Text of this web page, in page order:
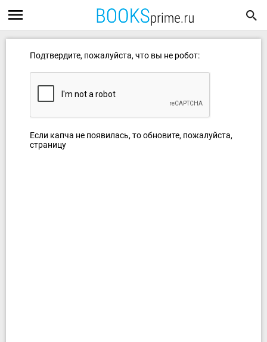
Подтвердите, пожалуйста, что вы не робот:
Если капча не появилась, то обновите, пожалуйста,
страницу